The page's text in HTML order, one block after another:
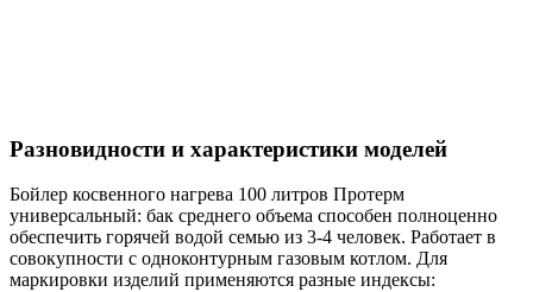
Разновидности и характеристики моделей
Бойлер косвенного нагрева 100 литров Протерм
универсальный: бак среднего объема способен полноценно
обеспечить горячей водой семью из 3-4 человек. Работает в
совокупности с одноконтурным газовым котлом. Для
маркировки изделий применяются разные индексы: